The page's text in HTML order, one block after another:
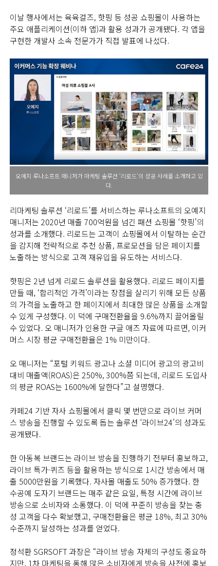
이날 행사에서는 육육걸즈, 핫핑 등 성공 쇼핑몰이 사용하는
주요 애플리케이션(이하 앱)과 활용 성과가 공개됐다. 각 앱을
구현한 개발사 소속 전문가가 직접 발표에 나섰다.
오예지 루나소프트 매니저가 마케팅 솔루션 ‘리로드’의 성공 사례를 소개하고 있
다.
리마케팅 솔루션 ‘리로드’를 서비스하는 루나소프트의 오예지
매니저는 2020년 매출 700억원을 넘긴 패션 쇼핑몰 ‘핫핑’의
성과를 소개했다. 리로드는 고객이 쇼핑몰에서 이탈하는 순간
을 감지해 전략적으로 추천 상품, 프로모션을 담은 페이지를
노출하는 방식으로 고객 재유입을 유도하는 서비스다.
핫핑은 2년 넘게 리로드 솔루션을 활용했다. 리로드 페이지를
만들 때, ‘합리적인 가격’이라는 장점을 살리기 위해 모든 상품
의 가격을 노출하고 한 페이지에서 최대한 많은 상품을 소개할
수 있게 구성했다. 이 덕에 구매전환율을 9.6%까지 끌어올릴
수 있었다. 오 매니저가 인용한 구글 애즈 자료에 따르면, 이커
머스 시장 평균 구매전환율은 1% 미만이다.
오 매니저는 “포털 키워드 광고나 소셜 미디어 광고의 광고비
대비 매출액(ROAS)은 250%, 300%쯤 되는데, 리로드 도입사
의 평균 ROAS는 1600%에 달한다”고 설명했다.
카페24 기반 자사 쇼핑몰에서 클릭 몇 번만으로 라이브 커머
스 방송을 진행할 수 있도록 돕는 솔루션 ‘라이브24’의 성과도
공개됐다.
한 아동복 브랜드는 라이브 방송을 진행하기 전부터 홍보하고,
라이브 특가·퀴즈 등을 활용하는 방식으로 1시간 방송에서 매
출 5000만원을 기록했다. 자사몰 매출도 50% 증가했다. 한
수공예 도자기 브랜드는 매주 같은 요일, 특정 시간에 라이브
방송으로 소비자와 소통했다. 이 덕에 꾸준히 방송을 찾는 충
성 고객을 다수 확보했고, 구매전환율은 평균 18%, 최고 30%
수준까지 달성하는 성과를 얻었다.
정석환 SGRSOFT 과장은 “라이브 방송 자체의 구성도 중요하
지만, 1차 마케팅을 통해 많은 소비자에게 방송을 사전에 홍보